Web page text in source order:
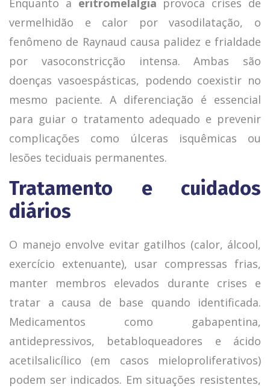
Enquanto a eritromelalgia provoca crises de
vermelhidão e calor por vasodilatação, o
fenômeno de Raynaud causa palidez e frialdade
por vasoconstricção intensa. Ambas são
doenças vasoespásticas, podendo coexistir no
mesmo paciente. A diferenciação é essencial
para guiar o tratamento adequado e prevenir
complicações como úlceras isquêmicas ou
lesões teciduais permanentes.
Tratamento e cuidados
diários
O manejo envolve evitar gatilhos (calor, álcool,
exercício extenuante), usar compressas frias,
manter membros elevados durante crises e
tratar a causa de base quando identificada.
Medicamentos como gabapentina,
antidepressivos, betabloqueadores e ácido
acetilsalicílico (em casos mieloproliferativos)
podem ser indicados. Em situações resistentes,